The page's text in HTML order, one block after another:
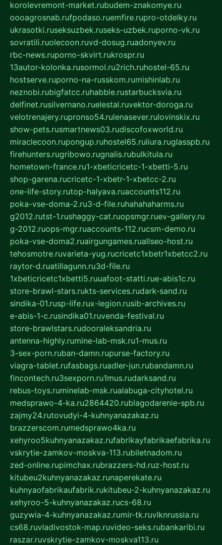
korolevremont-market.rubudem-znakomye.ru
oooagrosnab.rufpodaso.ruemfire.rupro-otdelky.ru
ukrasotki.ruseksuzbek.ruseks-uzbek.ruporno-vk.ru
sovratili.ruolecoon.ruvd-dosug.ruadonyev.ru
rbc-news.ruporno-skvirt.rukrospr.ru
13autor-kolonka.rusormol.ru2rich.ruhostel-65.ru
hostserve.ruporno-na-russkom.rumishinlab.ru
neznobi.rubigfatcc.ruhabble.rustarbucksvia.ru
delfinet.rusilvernano.ruelestal.ruvektor-doroga.ru
velotrenajery.rupronso54.rulenasever.rulovinskix.ru
show-pets.rusmartnews03.rudiscofoxworld.ru
miraclecoon.rupongup.ruhostel65.ruliura.ruglasspb.ru
firehunters.rugribowo.rugnalis.rubulkitula.ru
hometown-france.ru1-xbeticricetc-1-xbetti-5.ru
shop-garena.rucricetc-1-xbetr-1-xbetcc-2.ru
one-life-story.rutop-halyava.ruaccounts112.ru
poka-vse-doma-2.ru3-d-file.ruhahahaharms.ru
g2012.rutst-1.rushaggy-cat.ruopsmgr.ruev-gallery.ru
g-2012.ruops-mgr.ruaccounts-112.rucsm-demo.ru
poka-vse-doma2.ruairgungames.ruallseo-host.ru
tehosmotre.ruvarieta-yug.rucricetc1xbetr1xbetcc2.ru
raytor-d.ruatillagunn.ru3d-file.ru
1xbeticricetc1xbetti5.ruuafoot-statti.rue-abis1c.ru
store-brawl-stars.rukts-services.rudark-sand.ru
sindika-01.rusp-life.rux-legion.rusib-archives.ru
e-abis-1-c.rusindika01.ruvenda-festival.ru
store-brawlstars.rudooraleksandria.ru
antenna-highly.rumine-lab-msk.ru1-mus.ru
3-sex-porn.ruban-damn.rupurse-factory.ru
viagra-tablet.rufasbags.ruadler-jun.rubandamn.ru
fincontech.ru3sexporn.ru1mus.rudarksand.ru
rebus-toys.ruminelab-msk.rualabuga-cityhotel.ru
medsprawo-4-ka.ru2864420.rublagodarenie-spb.ru
zajmy24.rutovudyi-4-kuhnyanazakaz.ru
brazzerscom.rumedsprawo4ka.ru
xehyroo5kuhnyanazakaz.rufabrikayfabrikaefabrika.ru
vskrytie-zamkov-moskva-113.rubiletnadom.ru
zed-online.rupimchax.rubrazzers-hd.ruz-host.ru
kitubeu2kuhnyanazakaz.runaperekate.ru
kuhnyaofabrikaufabrik.rukitubeu-2-kuhnyanazakaz.ru
xehyroo-5-kuhnyanazakaz.rucs-68.ru
guzywia-4-kuhnyanazakaz.rumir-tk.ruvlknrussia.ru
cs68.ruvladivostok-map.ruvideo-seks.rubankaribi.ru
raszar.ruvskrytie-zamkov-moskva113.ru